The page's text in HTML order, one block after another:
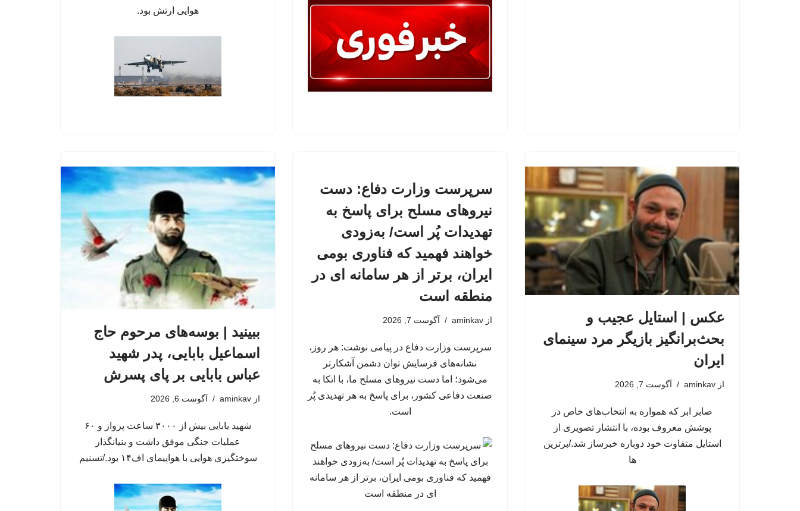
هوایی ارتش بود.
عکس | استایل عجیب و
بحث‌برانگیز بازیگر مرد سینمای
ایران
از aminkav آگوست 7, 2026
صابر ابر که همواره به انتخاب‌های خاص در
پوشش معروف بوده، با انتشار تصویری از
استایل متفاوت خود دوباره خبرساز شد./برترین
ها
سرپرست وزارت دفاع: دست
نیروهای مسلح برای پاسخ به
تهدیدات پُر است/ به‌زودی
خواهند فهمید که فناوری بومی
ایران، برتر از هر سامانه ای در
منطقه است
از aminkav آگوست 7, 2026
سرپرست وزارت دفاع در پیامی نوشت: هر روز،
نشانه‌های فرسایش توان دشمن آشکارتر
می‌شود؛ اما دست نیروهای مسلح ما، با اتکا به
صنعت دفاعی کشور، برای پاسخ به هر تهدیدی پُر
است.
ببینید | بوسه‌های مرحوم حاج
اسماعیل بابایی، پدر شهید
عباس بابایی بر پای پسرش
از aminkav آگوست 6, 2026
شهید بابایی بیش از ۳۰۰۰ ساعت پرواز و ۶۰
عملیات جنگی موفق داشت و بنیانگذار
سوختگیری هوایی با هواپیمای اف۱۴ بود./تسنیم